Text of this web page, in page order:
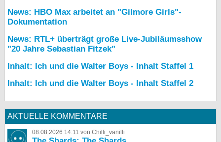
News: HBO Max arbeitet an "Gilmore Girls"-
Dokumentation
News: RTL+ überträgt große Live-Jubiläumsshow
"20 Jahre Sebastian Fitzek"
Inhalt: Ich und die Walter Boys - Inhalt Staffel 1
Inhalt: Ich und die Walter Boys - Inhalt Staffel 2
AKTUELLE KOMMENTARE
08.08.2026 14:11 von Chilli_vanilli